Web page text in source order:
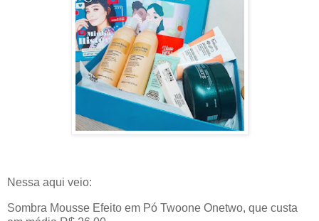
Nessa aqui veio:
Sombra Mousse Efeito em Pó Twoone Onetwo, que custa